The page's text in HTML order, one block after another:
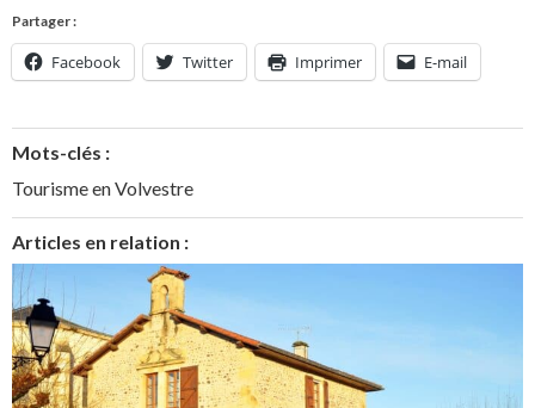
Partager :
Facebook Twitter Imprimer E-mail
Mots-clés :
Tourisme en Volvestre
Articles en relation :